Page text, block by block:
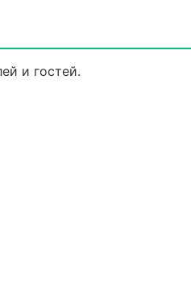
и гостей.